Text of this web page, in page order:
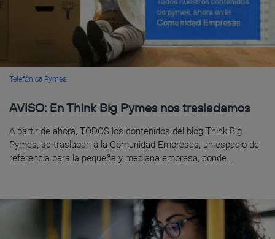
Telefónica Pymes
AVISO: En Think Big Pymes nos trasladamos
A partir de ahora, TODOS los contenidos del blog Think Big
Pymes, se trasladan a la Comunidad Empresas, un espacio de
referencia para la pequeña y mediana empresa, donde...